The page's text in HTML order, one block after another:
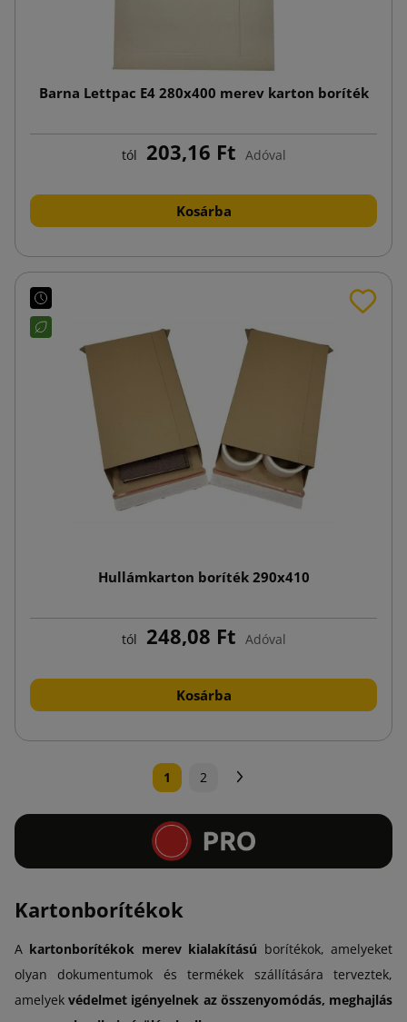
Barna Lettpac E4 280x400 merev karton boríték
tól 203,16 Ft Adóval
Kosárba
Hullámkarton boríték 290x410
tól 248,08 Ft Adóval
Kosárba
1 2
Kartonborítékok
A kartonborítékok merev kialakítású borítékok, amelyeket
olyan dokumentumok és termékek szállítására terveztek,
amelyekvédelmet igényelnek az összenyomódás, meghajlás